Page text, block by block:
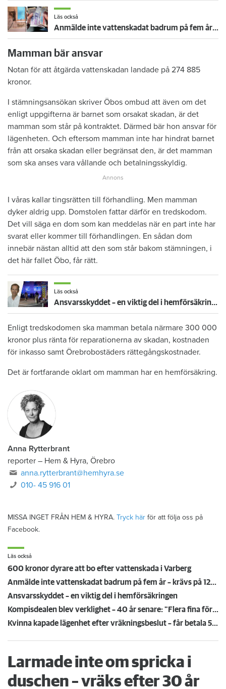
Läs också
Anmälde inte vattenskadat badrum på fem år – krävs på 125 000 kronor
Mamman bär ansvar
Notan för att åtgärda vattenskadan landade på 274 885
kronor.
I stämningsansökan skriver Öbos ombud att även om det
enligt uppgifterna är barnet som orsakat skadan, är det
mamman som står på kontraktet. Därmed bär hon ansvar för
lägenheten. Och eftersom mamman inte har hindrat barnet
från att orsaka skadan eller begränsat den, är det mamman
som ska anses vara vållande och betalningsskyldig.
I våras kallar tingsrätten till förhandling. Men mamman
dyker aldrig upp. Domstolen fattar därför en tredskodom.
Det vill säga en dom som kan meddelas när en part inte har
svarat eller kommer till förhandlingen. En sådan dom
innebär nästan alltid att den som står bakom stämningen, i
det här fallet Öbo, får rätt.
Läs också
Ansvarsskyddet – en viktig del i hemförsäkringen
Enligt tredskodomen ska mamman betala närmare 300 000
kronor plus ränta för reparationerna av skadan, kostnaden
för inkasso samt Örebrobostäders rättegångskostnader.
Det är fortfarande oklart om mamman har en hemförsäkring.
Anna Rytterbrant
reporter – Hem & Hyra, Örebro
anna.rytterbrant@hemhyra.se
010- 45 916 01
MISSA INGET FRÅN HEM & HYRA. Tryck här för att följa oss på
Facebook.
Läs också
600 kronor dyrare att bo efter vattenskada i Varberg
Anmälde inte vattenskadat badrum på fem år – krävs på 125 000 kronor
Ansvarsskyddet – en viktig del i hemförsäkringen
Kompisdealen blev verklighet – 40 år senare: "Flera fina fördelar med att dela bostad"
Kvinna kapade lägenhet efter vräkningsbeslut – får betala 50 000
Larmade inte om spricka i
duschen – vräks efter 30 år